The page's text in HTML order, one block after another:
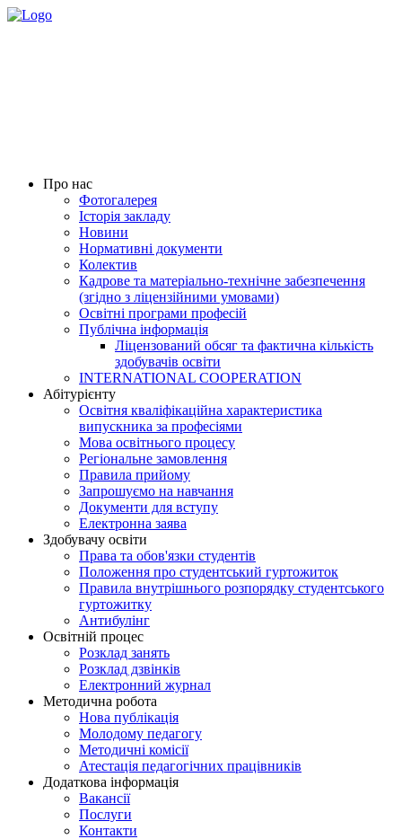
Про нас
Фотогалерея
Історія закладу
Новини
Нормативні документи
Колектив
Кадрове та матеріально-технічне забезпечення
(згідно з ліцензійними умовами)
Освітні програми професій
Публічна інформація
Ліцензований обсяг та фактична кількість
здобувачів освіти
INTERNATIONAL COOPERATION
Абітурієнту
Освітня кваліфікаційна характеристика
випускника за професіями
Мова освітнього процесу
Регіональне замовлення
Правила прийому
Запрошуємо на навчання
Документи для вступу
Електронна заява
Здобувачу освіти
Права та обов'язки студентів
Положення про студентський гуртожиток
Правила внутрішнього розпорядку студентського
гуртожитку
Антибулінг
Освітній процес
Розклад занять
Розклад дзвінків
Електронний журнал
Методична робота
Нова публікація
Молодому педагогу
Методичні комісії
Атестація педагогічних працівників
Додаткова інформація
Вакансії
Послуги
Контакти